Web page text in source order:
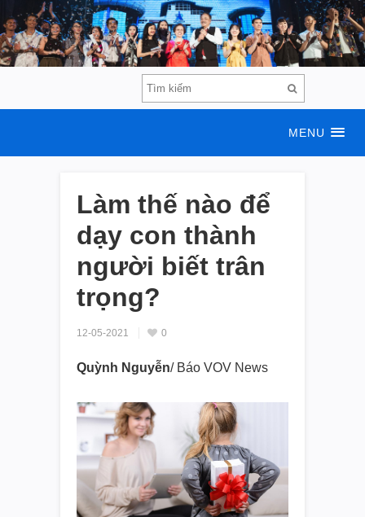
MENU
Làm thế nào để
dạy con thành
người biết trân
trọng?
12-05-2021 0
Quỳnh Nguyễn/ Báo VOV News